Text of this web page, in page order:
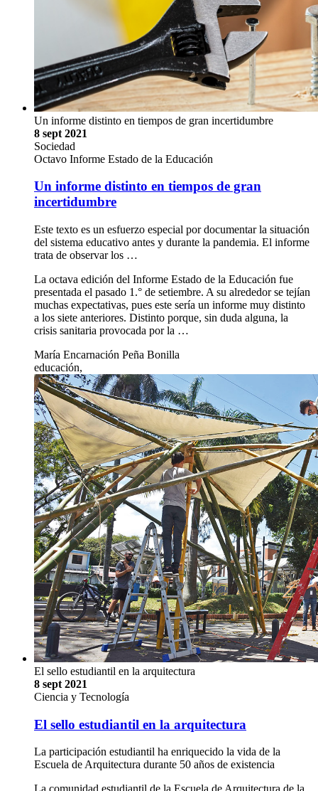
Un informe distinto en tiempos de gran incertidumbre
8 sept 2021
Sociedad
Octavo Informe Estado de la Educación
Un informe distinto en tiempos de gran
incertidumbre
Este texto es un esfuerzo especial por documentar la situación
del sistema educativo antes y durante la pandemia. El informe
trata de observar los …
La octava edición del Informe Estado de la Educación fue
presentada el pasado 1.° de setiembre. A su alrededor se tejían
muchas expectativas, pues este sería un informe muy distinto
a los siete anteriores. Distinto porque, sin duda alguna, la
crisis sanitaria provocada por la …
María Encarnación Peña Bonilla
educación,
El sello estudiantil en la arquitectura
8 sept 2021
Ciencia y Tecnología
El sello estudiantil en la arquitectura
La participación estudiantil ha enriquecido la vida de la
Escuela de Arquitectura durante 50 años de existencia